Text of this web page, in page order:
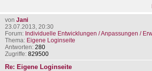
von Jani
23.07.2013, 20:30
Forum: Individuelle Entwicklungen / Anpassungen /
Thema: Eigene Loginseite
Antworten: 280
Zugriffe: 829500
Re: Eigene Loginseite